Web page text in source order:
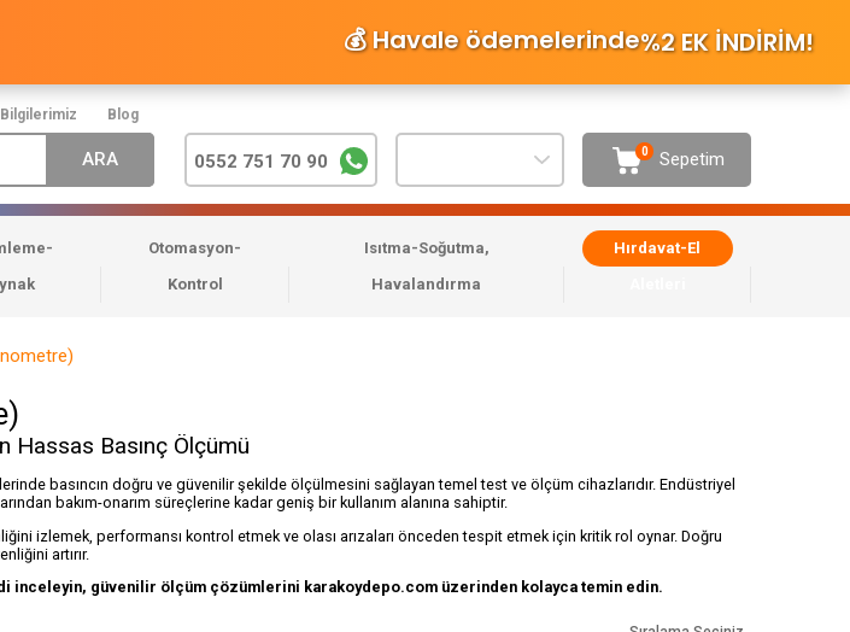
Bilgilerimiz Blog
💰 Havale ödemelerinde%2 EK İNDİRİM!
Sepetim
0
0552 751 70 90
Otomasyon-
Kontrol
Isıtma-Soğutma,
Havalandırma
Hırdavat-El
Hassas Basınç Ölçümü
basıncın doğru ve güvenilir şekilde ölçülmesini sağlayan temel test ve ölçüm cihazlarıdır. Endüstriyel
bakım-onarım süreçlerine kadar geniş bir kullanım alanına sahiptir.
izlemek, performansı kontrol etmek ve olası arızaları önceden tespit etmek için kritik rol oynar. Doğru
artırır.
inceleyin, güvenilir ölçüm çözümlerini karakoydepo.com üzerinden kolayca temin edin.